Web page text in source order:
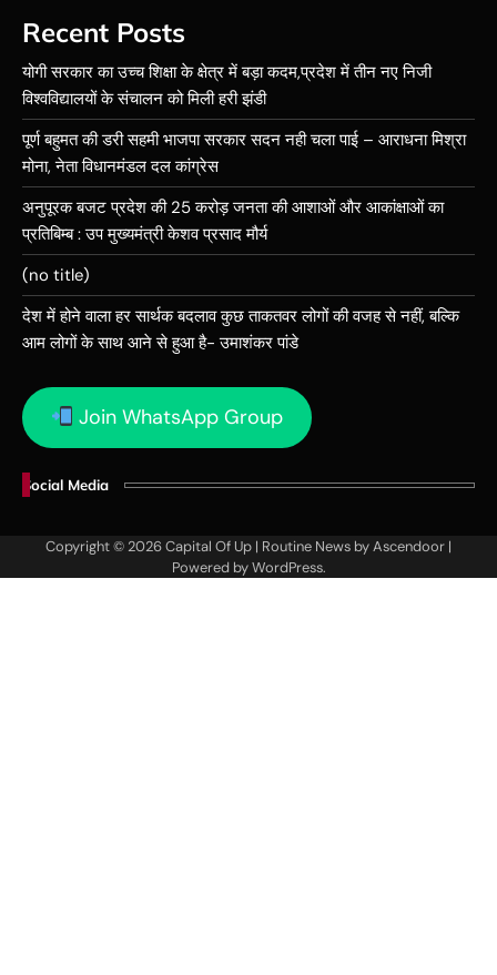
Recent Posts
योगी सरकार का उच्च शिक्षा के क्षेत्र में बड़ा कदम,प्रदेश में तीन नए निजी
विश्वविद्यालयों के संचालन को मिली हरी झंडी
पूर्ण बहुमत की डरी सहमी भाजपा सरकार सदन नही चला पाई – आराधना मिश्रा
मोना, नेता विधानमंडल दल कांग्रेस
अनुपूरक बजट प्रदेश की 25 करोड़ जनता की आशाओं और आकांक्षाओं का
प्रतिबिम्ब : उप मुख्यमंत्री केशव प्रसाद मौर्य
(no title)
देश में होने वाला हर सार्थक बदलाव कुछ ताकतवर लोगों की वजह से नहीं, बल्कि
आम लोगों के साथ आने से हुआ है- उमाशंकर पांडे
Join WhatsApp Group
Social Media
Copyright © 2026Capital Of Up | Routine News byAscendoor |
Powered byWordPress.